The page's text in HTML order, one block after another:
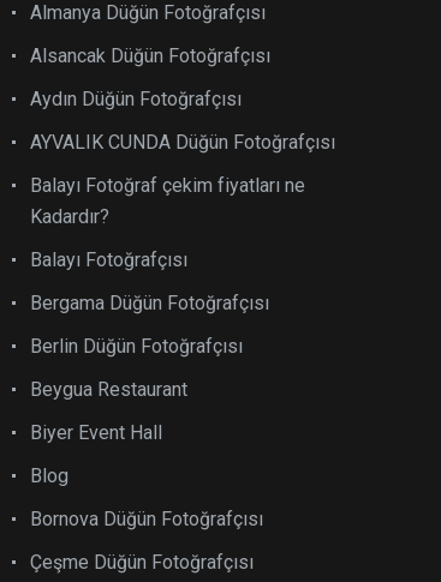
Almanya Düğün Fotoğrafçısı
Alsancak Düğün Fotoğrafçısı
Aydın Düğün Fotoğrafçısı
AYVALIK CUNDA Düğün Fotoğrafçısı
Balayı Fotoğraf çekim fiyatları ne
Kadardır?
Balayı Fotoğrafçısı
Bergama Düğün Fotoğrafçısı
Berlin Düğün Fotoğrafçısı
Beygua Restaurant
Biyer Event Hall
Blog
Bornova Düğün Fotoğrafçısı
Çeşme Düğün Fotoğrafçısı